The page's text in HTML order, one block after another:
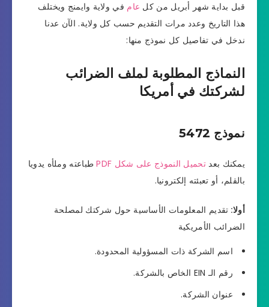
قبل بداية شهر أبريل من كل عام في ولاية وايمنج ويختلف
هذا التاريخ وعدد مرات التقديم حسب كل ولاية. الآن عدنا
ندخل في تفاصيل كل نموذج منها:
النماذج المطلوبة لملف الضرائب
لشركتك في أمريكا
نموذج 5472
يمكنك بعد تحميل النموذج على شكل PDF
طباعته وملأه يدويا
بالقلم، أو تعبئته إلكترونيا.
أولا: تقديم المعلومات الأساسية حول شركتك لمصلحة
الضرائب الأمريكية
اسم الشركة ذات المسؤولية المحدودة.
رقم الـ EIN الخاص بالشركة.
عنوان الشركة.